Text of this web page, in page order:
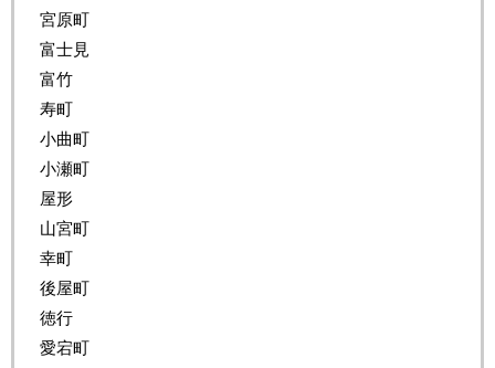
宮原町
富士見
富竹
寿町
小曲町
小瀬町
屋形
山宮町
幸町
後屋町
徳行
愛宕町